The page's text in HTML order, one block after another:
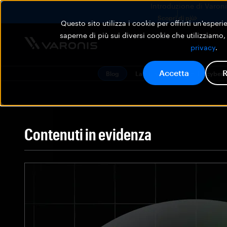
Questo sito utilizza i cookie per offrirti
saperne di più sui diversi cookie che
privacy.
Accetta
Introduzione di
Scopri di più
Blog La situazione attuale del
Contenuti in evidenza